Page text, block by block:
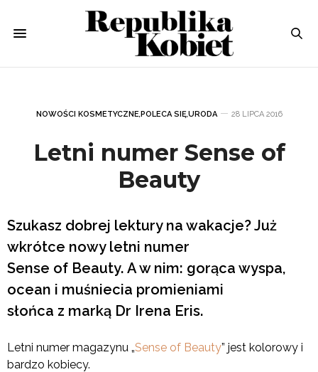
NOWOŚCI KOSMETYCZNE,POLECA SIĘ,URODA 28 LIPCA 2016
Letni numer Sense of
Beauty
Szukasz dobrej lektury na wakacje? Już
wkrótce nowy letni numer
Sense of Beauty. A w nim: gorąca wyspa,
ocean i muśniecia promieniami
słońca z marką Dr Irena Eris.
Letni numer magazynu „Sense of Beauty” jest kolorowy i
bardzo kobiecy.